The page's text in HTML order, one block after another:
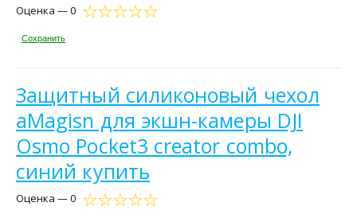
Оценка — 0
Сохранить
Защитный силиконовый чехол
aMagisn для экшн-камеры DJI
Osmo Pocket3 creator combo,
синий купить
Оценка — 0